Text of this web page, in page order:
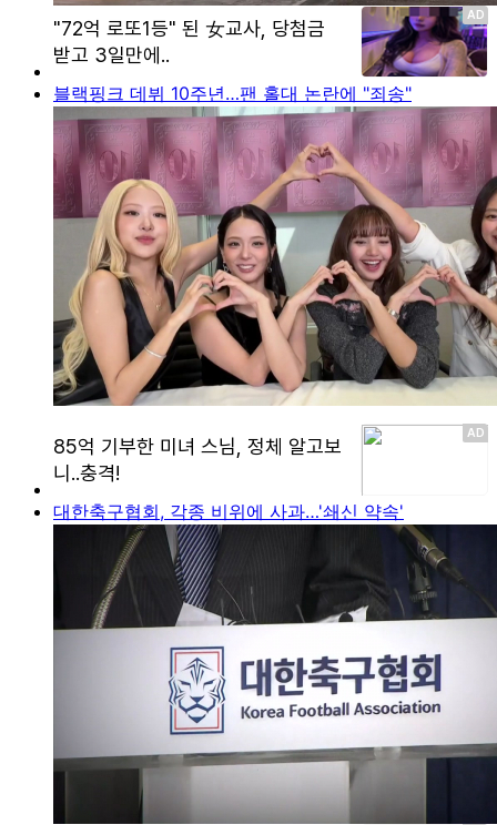
블랙핑크 데뷔 10주년…팬 홀대 논란에 "죄송"
대한축구협회, 각종 비위에 사과…'쇄신 약속'